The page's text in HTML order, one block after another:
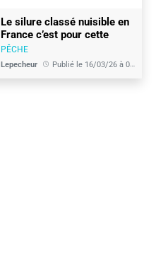
Le silure classé nuisible en
France c’est pour cette
semaine et ça va faire des
vagues
PÊCHE
Lepecheur Publié le 16/03/26 à 05:48